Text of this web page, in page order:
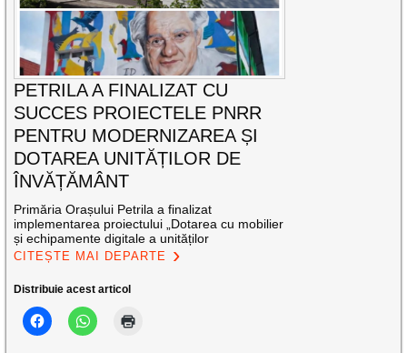
PETRILA A FINALIZAT CU
SUCCES PROIECTELE PNRR
PENTRU MODERNIZAREA ȘI
DOTAREA UNITĂȚILOR DE
ÎNVĂȚĂMÂNT
Primăria Orașului Petrila a finalizat
implementarea proiectului „Dotarea cu mobilier
și echipamente digitale a unităților
CITEȘTE MAI DEPARTE
Distribuie acest articol